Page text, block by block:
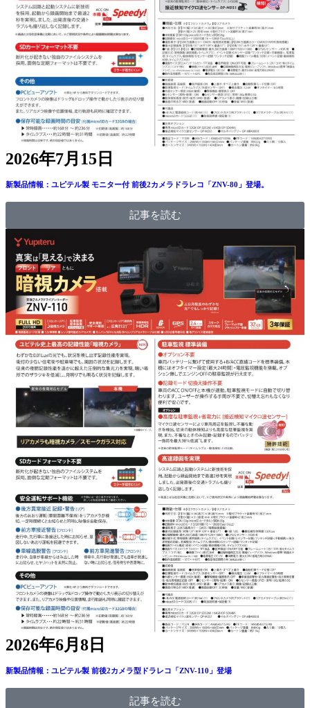
2026年7月15日
新製品情報：ユピテル製 モニター付 前後2カメラドラレコ「ZNV-80」登場。
記事を読む
2026年6月8日
新製品情報：ユピテル製 前後2カメラ型ドラレコ「ZNV-110」登場
記事を読む